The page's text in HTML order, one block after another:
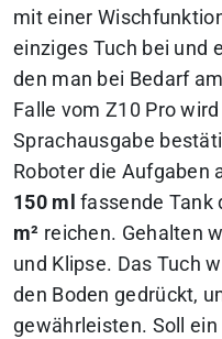
mit einer
einziges Tuch bei und
den man bei Bedarf
Falle vom Z10 Pro
Sprachausgabe
Roboter die Aufgaben
150 ml fassende Tank
m² reichen. Gehalten
und Klipse. Das Tuch
den Boden gedrückt,
gewährleisten. Soll